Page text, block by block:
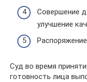
Совершение
улучшение
Суд во время
готовность лица